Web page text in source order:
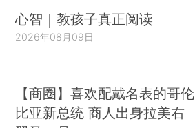
心智｜教孩子真正阅读
2026年08月09日
【商圈】喜欢配戴名表的哥伦
比亚新总统 商人出身拉美右